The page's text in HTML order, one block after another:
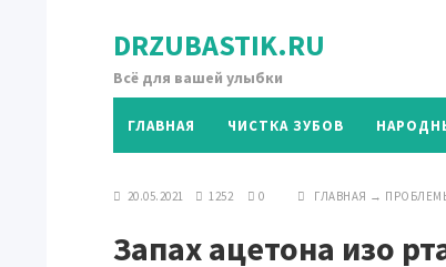
DRZUBASTIK.RU
Всё для вашей улыбки
ГЛАВНАЯ ЧИСТКА ЗУБОВ
20.05.2021 1252 0 ГЛАВНАЯ →
Запах ацетона изо